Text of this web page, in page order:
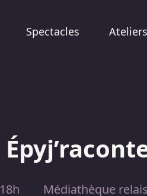
Spectacles
18h Médiathèque